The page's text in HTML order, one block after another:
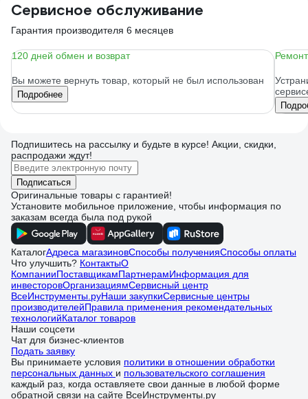
Сервисное обслуживание
Гарантия производителя 6 месяцев
120 дней обмен и возврат
Вы можете вернуть товар, который не был использован
Подробнее
Подпишитесь на рассылку и будьте в курсе! Акции, скидки,
распродажи ждут!
Подписаться
Оригинальные товары с гарантией!
Установите мобильное приложение, чтобы информация по
заказам всегда была под рукой
КаталогАдреса магазиновСпособы полученияСпособы оплаты
Что улучшить? КонтактыО
КомпанииПоставщикамПартнерамИнформация для
инвесторовОрганизациямСервисный центр
ВсеИнструменты.руНаши закупкиСервисные центры
производителейПравила применения рекомендательных
технологийКаталог товаров
Наши соцсети
Чат для бизнес-клиентов
Подать заявку
Вы принимаете условия политики в отношении обработки
персональных данных и пользовательского соглашения
каждый раз, когда оставляете свои данные в любой форме
обратной связи на сайте ВсеИнструменты.ру